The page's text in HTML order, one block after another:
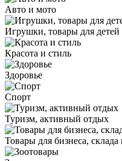
Авто и мото
Игрушки, товары для детей
Красота и стиль
Здоровье
Спорт
Туризм, активный отдых
Товары для бизнеса, склада